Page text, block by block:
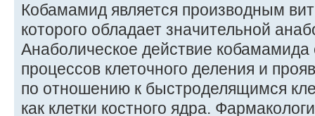
Кобамамид является производным
которого обладает значительной
Анаболическое действие
процессов клеточного деления и
по отношению к быстроделящимся
как клетки костного ядра.